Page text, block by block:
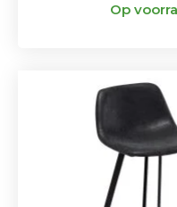
Op
prijs
€